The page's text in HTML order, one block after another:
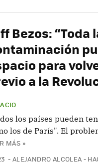
Bezos: “Toda
para
a la
los países pueden
los de París". El
MÁS »
COMENTARIOS
ALEJANDRO ALCOLEA